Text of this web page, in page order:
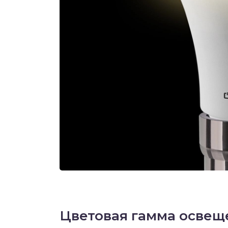
Цветовая гамма